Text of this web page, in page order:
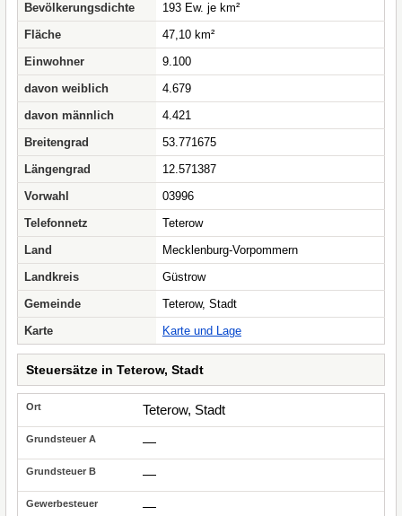
Bevölkerungsdichte
193 Ew. je km²
Fläche
47,10 km²
Einwohner
9.100
davon weiblich
4.679
davon männlich
4.421
Breitengrad
53.771675
Längengrad
12.571387
Vorwahl
03996
Telefonnetz
Teterow
Land
Mecklenburg-Vorpommern
Landkreis
Güstrow
Gemeinde
Teterow, Stadt
Karte
Karte und Lage
Steuersätze in Teterow, Stadt
Teterow, Stadt
—
—
—